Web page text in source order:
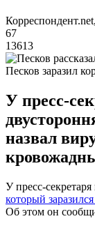
67
13613
Песков заразил
У пресс-
назвал
У пресс-
который
Об этом он